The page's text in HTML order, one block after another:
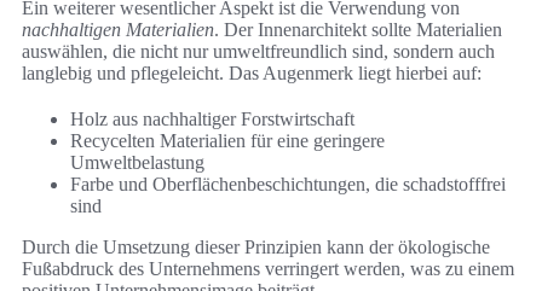
Ein weiterer wesentlicher Aspekt ist die Verwendung von
nachhaltigen Materialien. Der Innenarchitekt sollte Materialien
auswählen, die nicht nur umweltfreundlich sind, sondern auch
langlebig und pflegeleicht. Das Augenmerk liegt hierbei auf:
Holz aus nachhaltiger Forstwirtschaft
Recycelten Materialien für eine geringere
Umweltbelastung
Farbe und Oberflächenbeschichtungen, die schadstofffrei
sind
Durch die Umsetzung dieser Prinzipien kann der ökologische
Fußabdruck des Unternehmens verringert werden, was zu einem